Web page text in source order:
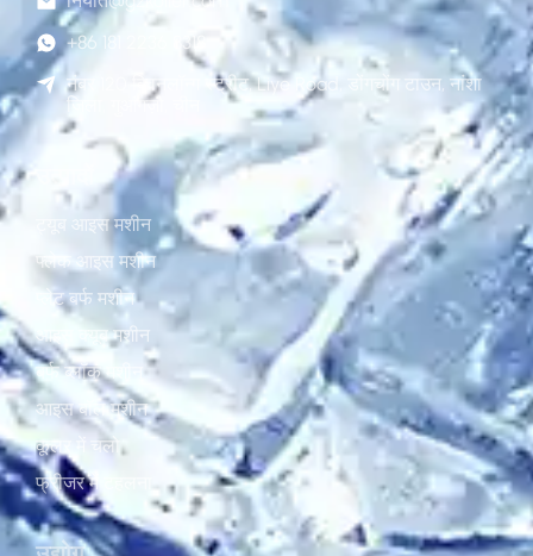
+86 181 2236 8318
नंबर 120 क्विनलॉन्ग स्ट्रीट, Liye Road, डोंगचोंग टाउन, नांशा
जिला, गुआंगज़ौ, चीन
ट्यूब आइस मशीन
फ्लेक आइस मशीन
प्लेट बर्फ मशीन
आइस क्यूब मशीन
बर्फ ब्लॉक मशीन
आइस बॉल मशीन
कूलर में चलो
फ्रीजर में टहलना